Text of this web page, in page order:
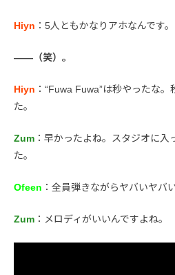
Hiyn ：5人ともかなりアホなんです。
――（笑）。
Hiyn ：“Fuwa Fuwa”は秒やったな
た。
Zum ：早かったよね。スタジオに入
た。
Ofeen ：全員弾きながらヤバいヤバ
Zum ：メロディがいいんですよね。